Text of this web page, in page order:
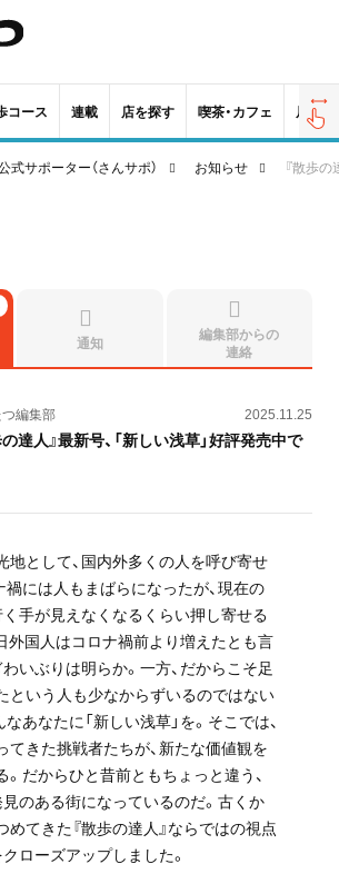
コース 連載 店を探す 喫茶・カフェ 居酒屋
式サポーター（さんサポ） お知らせ 『散歩の
通知
編集部からの
連絡
編集部
の達人』最新号、「新しい浅草」好評発売中で
2025.11.25
地として、国内外多くの人を呼び寄せ
禍には人もまばらになったが、現在の
く手が見えなくなるくらい押し寄せる
日外国人はコロナ禍前より増えたとも言
いぶりは明らか。一方、だからこそ足
という人も少なからずいるのではない
あなたに「新しい浅草」を。そこでは、
てきた挑戦者たちが、新たな価値観を
。だからひと昔前ともちょっと違う、
見のある街になっているのだ。古くか
めてきた『散歩の達人』ならではの視点
ローズアップしました。